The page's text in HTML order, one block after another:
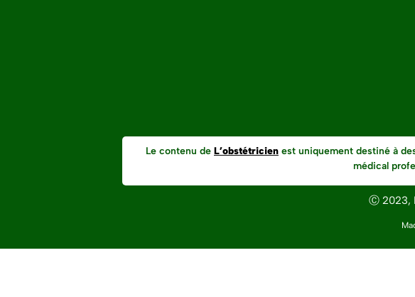
Le contenu de L’obstétricien est uniquement destiné à
médical
Ⓒ 2023,